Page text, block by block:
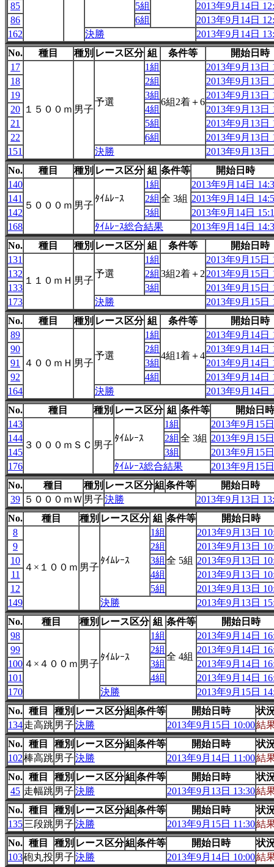
85
5組
2013年9月14日
86
6組
2013年9月14日
162
決勝
2013年9月14日
No.
種目 種別 レース区分 組 条件等
開始日時
17
１５００ｍ 男子
予選
1組
6組2着＋6
2013年9月13日
18
2組
2013年9月13日
19
3組
2013年9月13日
20
4組
2013年9月13日
21
5組
2013年9月13日
22
6組
2013年9月13日
151
決勝
2013年9月13日
No.
種目 種別 レース区分 組 条件等
開始日時
140
５０００ｍ 男子
ﾀｲﾑﾚｰｽ
1組
全 3組
2013年9月14日
141
2組
2013年9月14日
142
3組
2013年9月14日
168
ﾀｲﾑﾚｰｽ総合結果
2013年9月14日
No.
種目 種別 レース区分 組 条件等
開始日時
131
１１０ｍＨ 男子
予選
1組
3組2着＋2
2013年9月15日
132
2組
2013年9月15日
133
3組
2013年9月15日
173
決勝
2013年9月15日
No.
種目 種別 レース区分 組 条件等
開始日時
89
４００ｍＨ 男子
予選
1組
4組1着＋4
2013年9月14日
90
2組
2013年9月14日
91
3組
2013年9月14日
92
4組
2013年9月14日
164
決勝
2013年9月14日
No.
種目 種別 レース区分 組 条件等
開始日時
143
３０００ｍＳＣ 男子
ﾀｲﾑﾚｰｽ
1組
全 3組
2013年9月15
144
2組
2013年9月15
145
3組
2013年9月15
176
ﾀｲﾑﾚｰｽ総合結果
2013年9月15
No.
種目 種別 レース区分組 条件等
開始日時
39 ５０００ｍＷ 男子決勝
2013年9月13日
No.
種目 種別 レース区分 組 条件等
開始日時
8
４×１００ｍ 男子
ﾀｲﾑﾚｰｽ
1組
全 5組
2013年9月13日
9
2組
2013年9月13日
10
3組
2013年9月13日
11
4組
2013年9月13日
12
5組
2013年9月13日
149
決勝
2013年9月13日
No.
種目 種別 レース区分 組 条件等
開始日時
98
４×４００ｍ 男子
ﾀｲﾑﾚｰｽ
1組
全 4組
2013年9月14日
99
2組
2013年9月14日
100
3組
2013年9月14日
101
4組
2013年9月14日
170
決勝
2013年9月15日
No. 種目 種別 レース区分組 条件等 開始日時
状
134走高跳男子決勝 2013年9月15日 10:00結
No. 種目 種別 レース区分組 条件等 開始日時
状
102棒高跳男子決勝 2013年9月14日 11:00結
No. 種目 種別 レース区分組 条件等 開始日時
状
45 走幅跳男子決勝 2013年9月13日 13:30結
No. 種目 種別 レース区分組 条件等 開始日時
状
135三段跳男子決勝 2013年9月15日 11:30結
No. 種目 種別 レース区分組 条件等 開始日時
状
103砲丸投 男子決勝 2013年9月14日 10:00結